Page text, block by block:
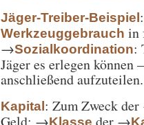
Jäger-Treiber-Beispiel
Werkzeuggebrauch in
→Sozialkoordination:
Jäger es erlegen
anschließend aufzuteilen.
Kapital: Zum Zweck
Geld; →Klasse der →